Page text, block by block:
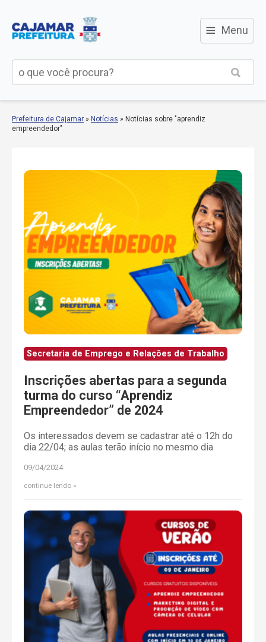
≡ Menu
Prefeitura de Cajamar » Notícias » Notícias sobre "aprendiz
empreendedor"
Secretaria de Emprego e Relações de Trabalho
Inscrições abertas para a segunda
turma do curso “Aprendiz
Empreendedor” de 2024
Os interessados devem se cadastrar até o 12h do
dia 22/04; as aulas terão início no mesmo dia
09/04/2024
continue lendo